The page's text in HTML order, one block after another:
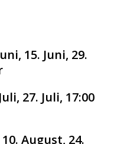
15. Juni, 29.
27. Juli, 17:00
August, 24.